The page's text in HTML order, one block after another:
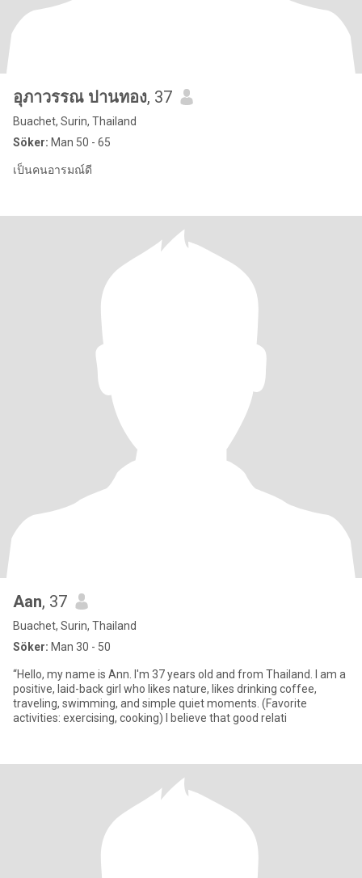
อุภาวรรณ ปานทอง, 37
Buachet, Surin, Thailand
Söker: Man 50 - 65
เป็นคนอารมณ์ดี
Aan, 37
Buachet, Surin, Thailand
Söker: Man 30 - 50
“Hello, my name is Ann. I'm 37 years old and from Thailand. I am a
positive, laid-back girl who likes nature, likes drinking coffee,
traveling, swimming, and simple quiet moments. (Favorite
activities: exercising, cooking) I believe that good relati